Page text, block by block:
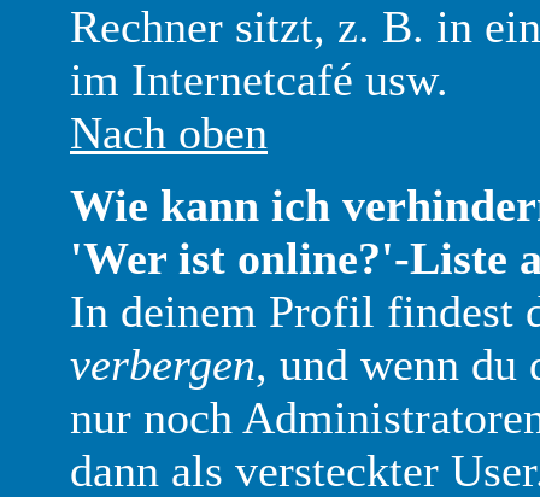
Rechner sitzt, z. B. in
im Internetcafé usw.
Nach oben
Wie kann ich
'Wer ist online?'-Liste
In deinem Profil findest
verbergen, und wenn du
nur noch
dann als versteckter